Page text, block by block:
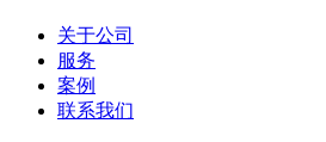
关于公司
服务
案例
联系我们